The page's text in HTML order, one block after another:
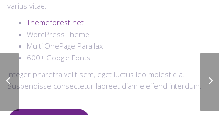
varius vitae.
Themeforest.net
WordPress Theme
Multi OnePage Parallax
600+ Google Fonts
Integer pharetra velit sem, eget luctus leo molestie a.
Suspendisse consectetur laoreet diam eleifend interdum.
Comfy Visiting Room